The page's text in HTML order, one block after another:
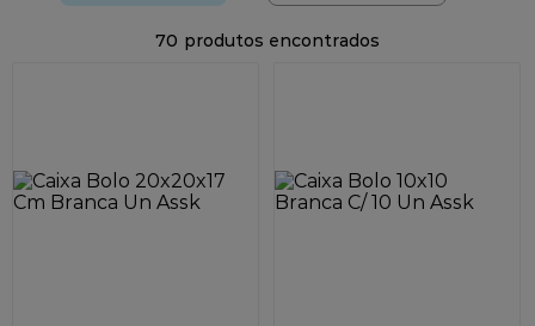
70
bala
9º
caixa kraft